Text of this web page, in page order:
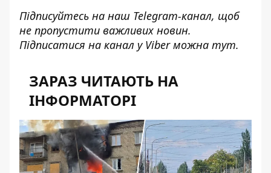
Підписуйтесь на наш Telegram-канал, щоб
не пропустити важливих новин.
Підписатися на канал у Viber можна тут.
ЗАРАЗ ЧИТАЮТЬ НА
ІНФОРМАТОРІ